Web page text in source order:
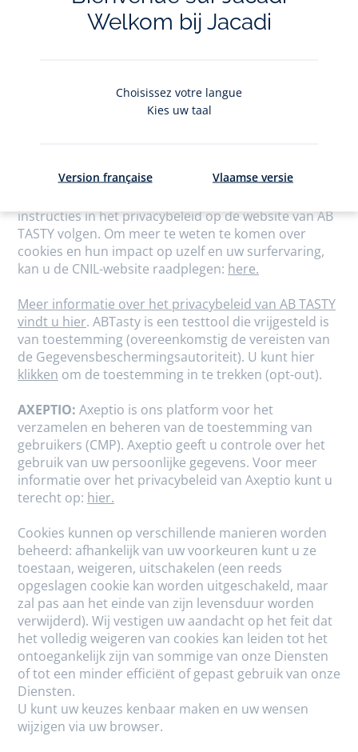
voeren we tijdens uw bezoeken aan onze website
zogenaamde A/B-tests uit met behulp van de
bijvoorbeeld te maken hebben met de gebruikte
browser, het aantal bekeken pagina's, het aantal
niet-afronden van een aankoop, enz.
instructies in het privacybeleid op de website van AB
TASTY volgen. Om meer te weten te komen over
cookies en hun impact op uzelf en uw surfervaring,
kan u de CNIL-website raadplegen: here.
Meer informatie over het privacybeleid van AB TASTY
vindt u hier. ABTasty is een testtool die vrijgesteld is
van toestemming (overeenkomstig de vereisten van
de Gegevensbeschermingsautoriteit). U kunt hier
klikken om de toestemming in te trekken (opt-out).
AXEPTIO: Axeptio is ons platform voor het
verzamelen en beheren van de toestemming van
gebruikers (CMP). Axeptio geeft u controle over het
gebruik van uw persoonlijke gegevens. Voor meer
informatie over het privacybeleid van Axeptio kunt u
terecht op: hier.
Cookies kunnen op verschillende manieren worden
beheerd: afhankelijk van uw voorkeuren kunt u ze
toestaan, weigeren, uitschakelen (een reeds
opgeslagen cookie kan worden uitgeschakeld, maar
zal pas aan het einde van zijn levensduur worden
verwijderd). Wij vestigen uw aandacht op het feit dat
het volledig weigeren van cookies kan leiden tot het
ontoegankelijk zijn van sommige van onze Diensten
of tot een minder efficiënt of gepast gebruik van onze
Diensten.
U kunt uw keuzes kenbaar maken en uw wensen
wijzigen via uw browser.
Welkom bij Jacadi
Choisissez votre langue
Kies uw taal
Version française Vlaamse versie